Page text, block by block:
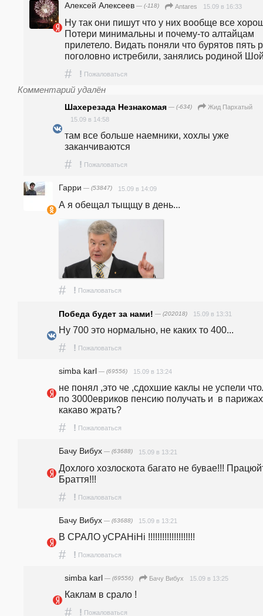
Алексей Алексеев — (-118) Antares 15.09 в 16:33
Ну так они пишут что у них вообще все
Потери минимальны и почему-то алтайцам
прилетело. Видать поняли что бурятов пять
поголовно истребили, занялись родиной
# ! Пожаловаться
Комментарий удалён
Шахерезада Незнакомая — (-634)
Жид Пархатый
15.09 в 14:58
там все больше наемники, хохлы уже
заканчиваются
# ! Пожаловаться
Гарри — (53847) 15.09 в 14:09
А я обещал тыщщу в день...
# ! Пожаловаться
Победа будет за нами! — (202018) 15.09 в 13:31
Ну 700 это нормально, не каких то 400...
# ! Пожаловаться
simba karl — (69556) 15.09 в 13:24
не понял ,это че ,сдохшие каклы не успели
по 3000евриков пенсию получать и  в парижах
какаво жрать?
# ! Пожаловаться
Бачу Вибух — (63688) 15.09 в 13:21
Дохлого хозлоскота багато не бувае!!!
Браття!!!
# ! Пожаловаться
Бачу Вибух — (63688) 15.09 в 13:21
В СРАЛО уСРАНiНi !!!!!!!!!!!!!!!!!!!!
# ! Пожаловаться
simba karl — (69556) Бачу Вибух 15.09 в 13:25
Каклам в срало !
# ! Пожаловаться